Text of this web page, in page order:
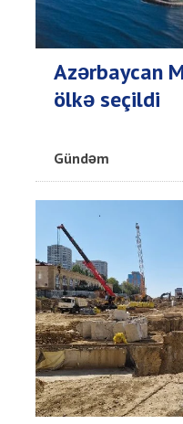
Azərbaycan
ölkə seçildi
Gündəm